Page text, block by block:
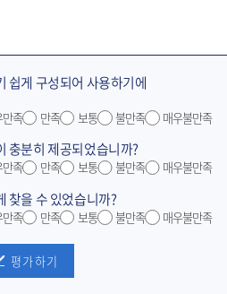
쉽게 구성되어 사용하기에
만족 만족 보통 불만족 매우불만족
충분히 제공되었습니까?
만족 만족 보통 불만족 매우불만족
찾을 수 있었습니까?
만족 만족 보통 불만족 매우불만족
평가하기